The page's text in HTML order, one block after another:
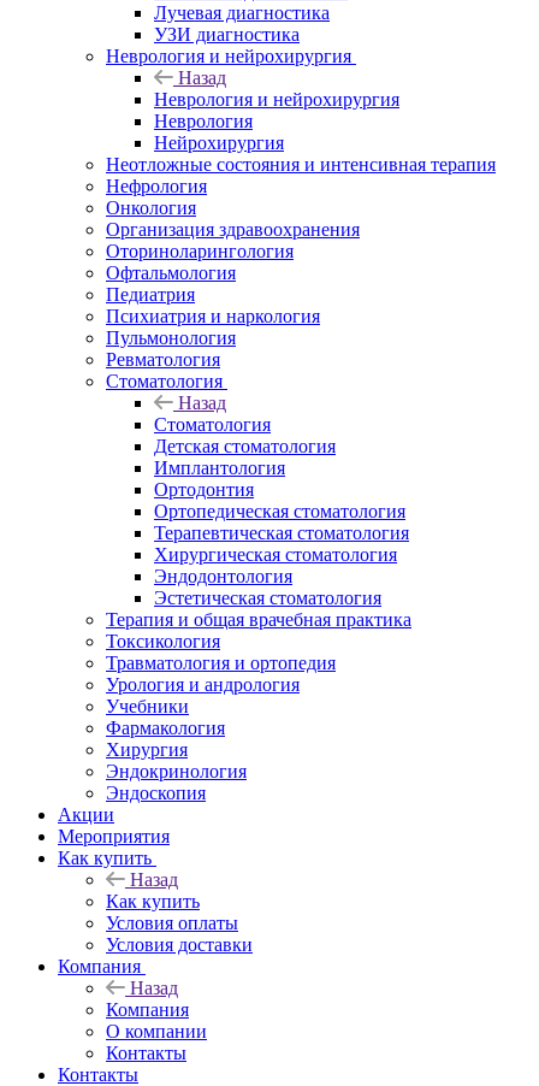
Лучевая диагностика
УЗИ диагностика
Неврология и нейрохирургия
Назад
Неврология и нейрохирургия
Неврология
Нейрохирургия
Неотложные состояния и интенсивная терапия
Нефрология
Онкология
Организация здравоохранения
Оториноларингология
Офтальмология
Педиатрия
Психиатрия и наркология
Пульмонология
Ревматология
Стоматология
Назад
Стоматология
Детская стоматология
Имплантология
Ортодонтия
Ортопедическая стоматология
Терапевтическая стоматология
Хирургическая стоматология
Эндодонтология
Эстетическая стоматология
Терапия и общая врачебная практика
Токсикология
Травматология и ортопедия
Урология и андрология
Учебники
Фармакология
Хирургия
Эндокринология
Эндоскопия
Акции
Мероприятия
Как купить
Назад
Как купить
Условия оплаты
Условия доставки
Компания
Назад
Компания
О компании
Контакты
Контакты